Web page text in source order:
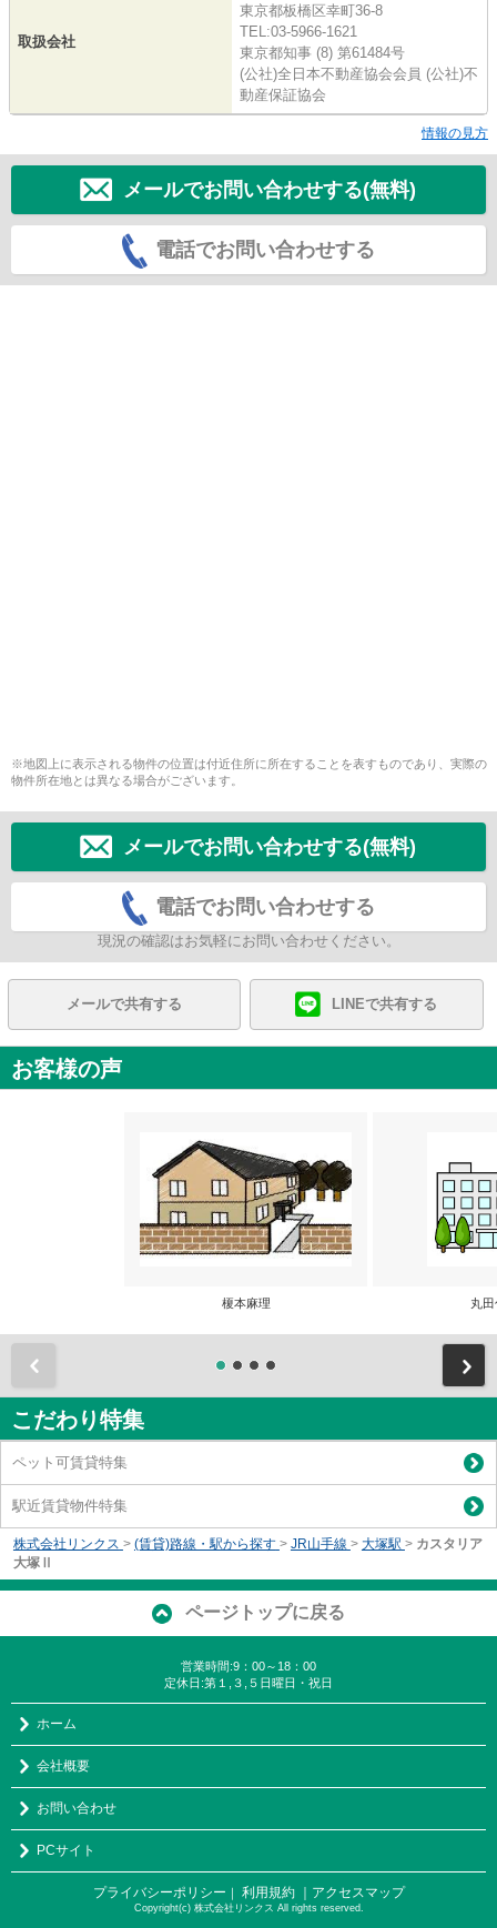
取扱会社
東京都板橋区幸町36-8
TEL:03-5966-1621
東京都知事 (8) 第61484号
(公社)全日本不動産協会会員 (公社)不
動産保証協会
情報の見方
メールでお問い合わせする(無料)
電話でお問い合わせする
※地図上に表示される物件の位置は付近住所に所在することを表すものであり、実際の
物件所在地とは異なる場合がございます。
メールでお問い合わせする(無料)
電話でお問い合わせする
現況の確認はお気軽にお問い合わせください。
メールで共有する LINEで共有する
お客様の声
榎本麻理 丸
こだわり特集
ペット可賃貸特集
駅近賃貸物件特集
株式会社リンクス > (賃貸)路線・駅から探す > JR山手線 > 大塚駅 > カスタリア
大塚Ⅱ
ページトップに戻る
営業時間:9：00～18：00
定休日:第１,３,５日曜日・祝日
ホーム
会社概要
お問い合わせ
PCサイト
プライバシーポリシー 利用規約 ｜アクセスマップ
Copyright(c) 株式会社リンクス All rights reserved.